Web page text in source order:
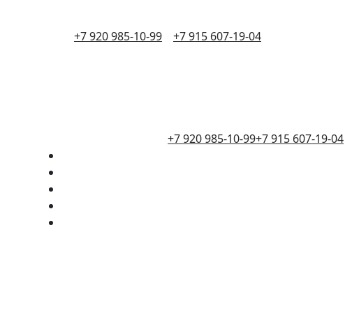
+7 920 985-10-99 +7 915 607-19-04
+7 920 985-10-99+7 915 607-19-04